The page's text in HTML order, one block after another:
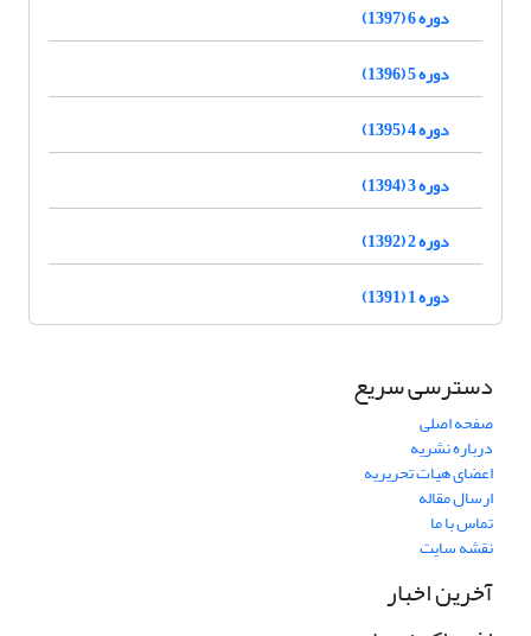
دوره 6 (1397)
دوره 5 (1396)
دوره 4 (1395)
دوره 3 (1394)
دوره 2 (1392)
دوره 1 (1391)
دسترسی سریع
صفحه اصلی
درباره نشریه
اعضای هیات تحریریه
ارسال مقاله
تماس با ما
نقشه سایت
آخرین اخبار